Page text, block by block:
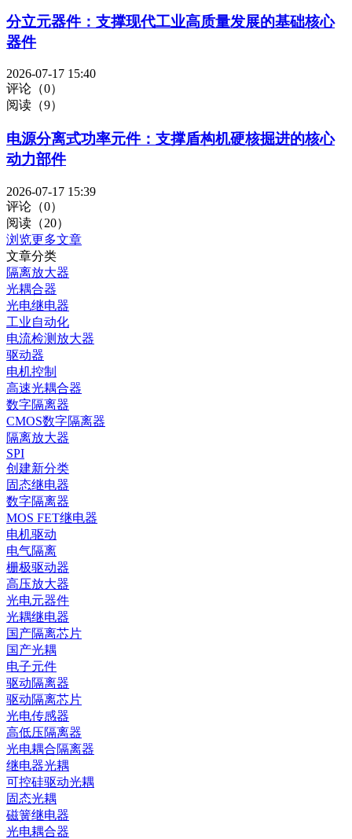
分立元器件：支撑现代工业高质量发展的基础核心
器件
2026-07-17 15:40
评论（0）
阅读（9）
电源分离式功率元件：支撑盾构机硬核掘进的核心
动力部件
2026-07-17 15:39
评论（0）
阅读（20）
浏览更多文章
文章分类
隔离放大器
光耦合器
光电继电器
工业自动化
电流检测放大器
驱动器
电机控制
高速光耦合器
数字隔离器
CMOS数字隔离器
隔离放大器
SPI
创建新分类
固态继电器
数字隔离器
MOS FET继电器
电机驱动
电气隔离
栅极驱动器
高压放大器
光电元器件
光耦继电器
国产隔离芯片
国产光耦
电子元件
驱动隔离器
驱动隔离芯片
光电传感器
高低压隔离器
光电耦合隔离器
继电器光耦
可控硅驱动光耦
固态光耦
磁簧继电器
光电耦合器